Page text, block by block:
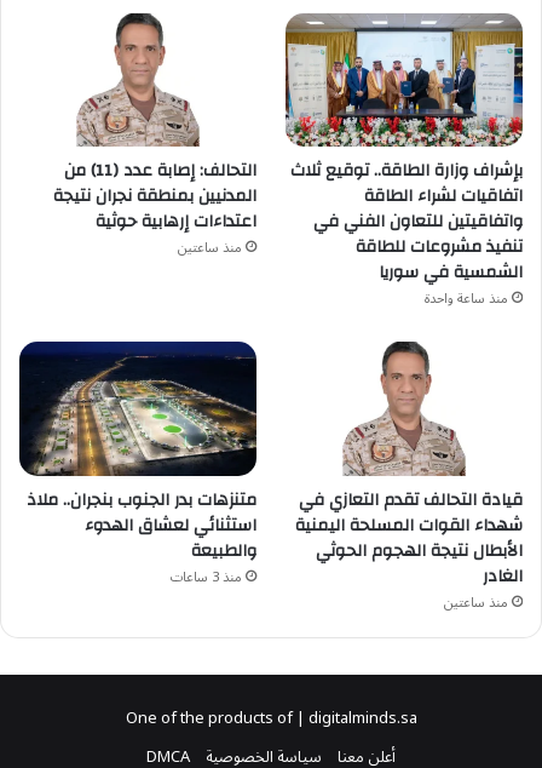
بإشراف وزارة الطاقة.. توقيع ثلاث
اتفاقيات لشراء الطاقة
واتفاقيتين للتعاون الفني في
تنفيذ مشروعات للطاقة
الشمسية في سوريا
منذ ساعة واحدة
التحالف: إصابة عدد (11) من
المدنيين بمنطقة نجران نتيجة
اعتداءات إرهابية حوثية
منذ ساعتين
قيادة التحالف تقدم التعازي في
شهداء القوات المسلحة اليمنية
الأبطال نتيجة الهجوم الحوثي
الغادر
منذ ساعتين
متنزهات بدر الجنوب بنجران.. ملاذ
استثنائي لعشاق الهدوء
والطبيعة
منذ 3 ساعات
One of the products of | digitalminds.sa
أعلن معنا سياسة الخصوصية DMCA